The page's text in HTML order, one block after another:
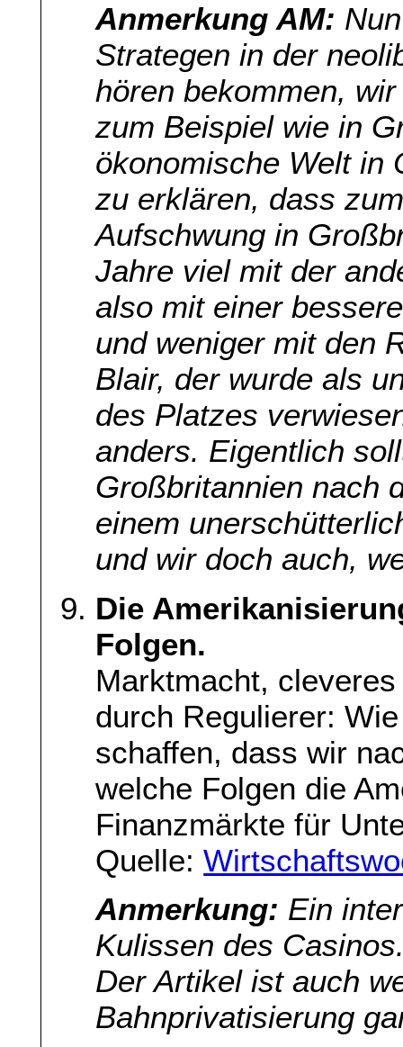
Anmerkung AM:
Strategen in der
hören bekommen,
zum Beispiel wie in
ökonomische Welt in
zu erklären, dass
Aufschwung in
Jahre viel mit der
also mit einer
und weniger mit den
Blair, der wurde als
des Platzes
anders. Eigentlich
Großbritannien nach
einem
und wir doch auch,
Die
Folgen.
Marktmacht,
durch Regulierer:
schaffen, dass wir
welche Folgen die
Finanzmärkte für
Quelle:
Anmerkung: Ein
Kulissen des
Der Artikel ist auch
Bahnprivatisierung